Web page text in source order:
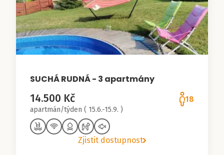
SUCHÁ RUDNÁ - 3 apartmány
14.500 Kč
apartmán/týden ( 15.6.-15.9. )
18
Zjistit dostupnost